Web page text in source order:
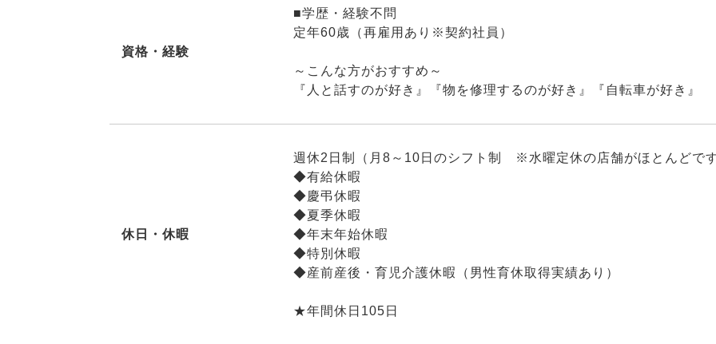
資格・経験
■学歴・経験不問
定年60歳（再雇用あり※契約社員）
～こんな方がおすすめ～
『人と話すのが好き』『物を修理するのが好き』『自転車が好き』
休日・休暇
週休2日制（月8～10日のシフト制 ※水曜定休の店舗がほとんどで
◆有給休暇
◆慶弔休暇
◆夏季休暇
◆年末年始休暇
◆特別休暇
◆産前産後・育児介護休暇（男性育休取得実績あり）
★年間休日105日